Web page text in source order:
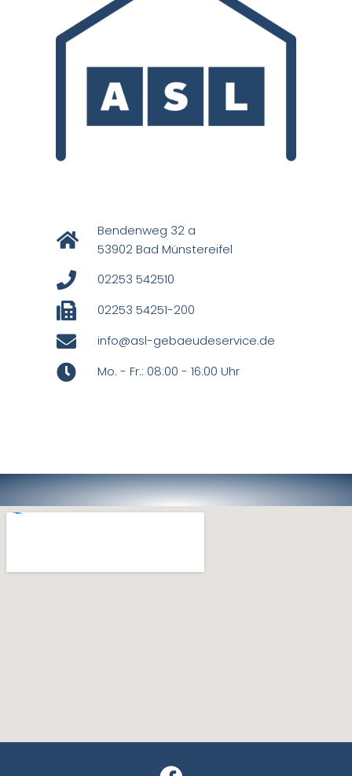
Bendenweg 32 a
53902 Bad Münstereifel
02253 542510
02253 54251-200
info@asl-gebaeudeservice.de
Mo. - Fr.: 08:00 - 16:00 Uhr